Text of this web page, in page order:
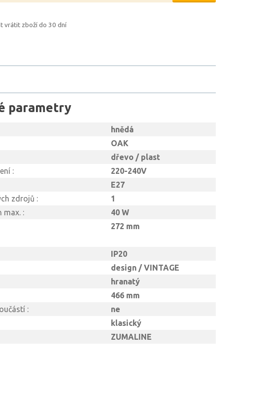
vrátit zboží do 30 dní
parametry
hnědá
OAK
dřevo / plast
:
220-240V
E27
zdrojů :
1
max. :
40 W
272 mm
IP20
design / VINTAGE
hranatý
466 mm
:
ne
klasický
ZUMALINE